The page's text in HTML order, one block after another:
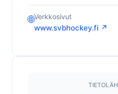
🌐Verkkosivut
www.svbhockey.fi ↗